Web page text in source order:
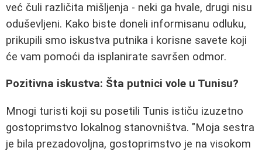
već čuli različita mišljenja - neki ga hvale, drugi nisu
oduševljeni. Kako biste doneli informisanu odluku,
prikupili smo iskustva putnika i korisne savete koji
će vam pomoći da isplanirate savršen odmor.
Pozitivna iskustva: Šta putnici vole u Tunisu?
Mnogi turisti koji su posetili Tunis ističu izuzetno
gostoprimstvo lokalnog stanovništva. "Moja sestra
je bila prezadovoljna, gostoprimstvo je na visokom